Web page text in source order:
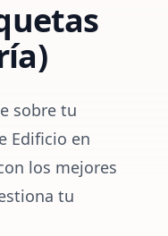
sobre tu
Edificio en
los mejores
tu